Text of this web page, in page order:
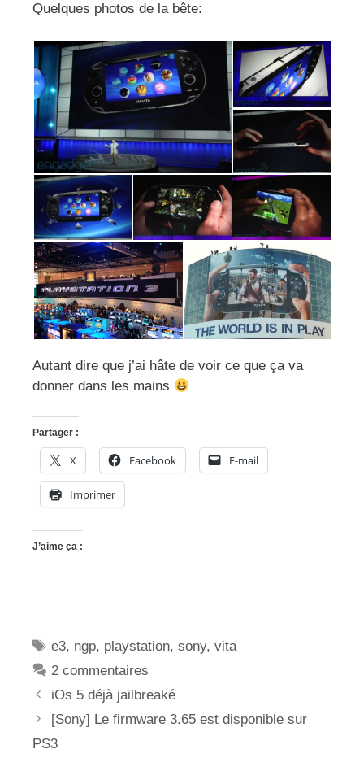
Quelques photos de la bête:
Autant dire que j’ai hâte de voir ce que ça va
donner dans les mains
Partager :
X Facebook E-mail
Imprimer
J’aime ça :
Étiquettes
e3, ngp, playstation,sony,vita
2 commentaires
iOs 5 déjà jailbreaké
[Sony] Le firmware 3.65 est disponible sur
PS3